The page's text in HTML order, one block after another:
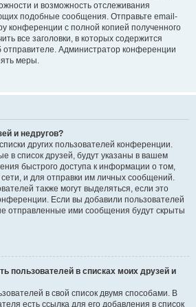
и возможность отслеживания
подобные сообщения. Отправьте email-
конференции с полной копией полученного
все заголовки, в которых содержится
Администратор конференции
меры.
и недругов?
других пользователей конференции.
в список друзей, будут указаны в вашем
быстрого доступа к информации о том,
и для отправки им личных сообщений.
также могут выделяться, если это
Если вы добавили пользователей
отправленные ими сообщения будут скрыты
пользователей в списках моих друзей и
в свой список двумя способами. В
есть ссылка для его добавления в список